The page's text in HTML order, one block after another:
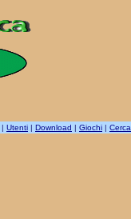
| Utenti | Download | Giochi | Cerca